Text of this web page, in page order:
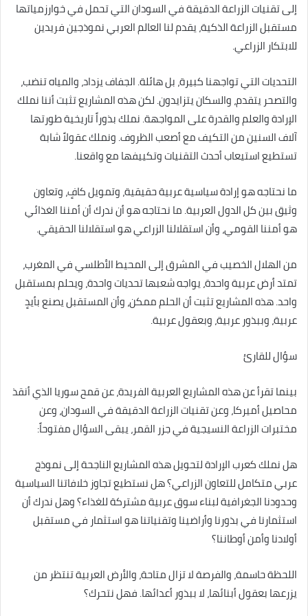
إلى تقنيات الزراعة الدقيقة في السودان التي تحمل في خوارزمياتها
مستقبل الزراعة الذكية، يقدم لنا العالم العربي نموذجين فريدين
للابتكار الزراعي.
التحديات التي تواجهنا كبيرة، بل هائلة. الجفاف يزداد، والمياه تنضب،
والتصحر يتقدم، والسكان يتزايدون. لكن هذه المشاريع تثبت أننا نملك
الإرادة والعلم والقدرة على المواجهة. نملك بذوراً تاريخية طورتها
آلاف السنين من التكيف مع أصعب الظروف. ونملك عقولاً شابة
تستطيع استيعاب أحدث التقنيات وتكييفها مع واقعنا.
ما نحتاجه هو إرادة سياسية عربية حقيقية، وتمويل كافٍ، وتعاون
وثيق بين كل الدول العربية. ما نحتاجه هو أن ندرك أن أمننا الغذائي
هو أمننا القومي، وأن استقلالنا الزراعي هو استقلالنا الحقيقي.
من الهلال الخصيب في المشرق إلى المحيط الأطلسي في المغرب،
تمتد أرض عربية واحدة، يواجه شعبها تحديات واحدة، ويحلم بمستقبل
واحد. هذه المشاريع تثبت أن الحلم ممكن، وأن المستقبل يصنع بأيدٍ
عربية، وببذور عربية، وبعقول عربية.
سؤال للقارئ
بينما تقرأ عن هذه المشاريع العربية الفريدة، عن قمح سوريا الذي أنقذ
محاصيل أميركا، وعن تقنيات الزراعة الدقيقة في السودان، وعن
مختبرات الزراعة النسيجية في جزر القمر، يبقى السؤال مفتوحاً:
هل نملك كعرب الإرادة لتحويل هذه المشاريع الناجحة إلى نموذج
عربي متكامل للتعاون الزراعي؟ هل نستطيع تجاوز خلافاتنا السياسية
وحدودنا الجغرافية لبناء سوق عربية مشتركة للغذاء؟ وهل ندرك أن
استثمارنا في بذورنا وأراضينا وتقنياتنا هو استثمار في مستقبل
أولادنا وأمن أوطاننا؟
اللحظة حاسمة، والفرصة لا تزال متاحة، والأرض العربية تنتظر من
يزرعها بعقول أبنائها، لا ببذور أعدائها. فهل نتحرك؟